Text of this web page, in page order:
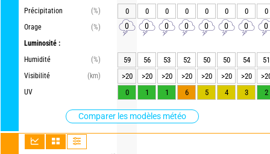
Précipitation
(%)
Orage
(%)
Luminosité :
Humidité
(%)
Visibilité
(km)
UV
Comparer les modèles météo
0 0 0 0 0 0 0 0
0 0 0 0 0 0 0 0
59 56 53 52 50 50 54
51
>20
>20 >20 >20 >20 >20 >20
0
1 1 6 5 4 3 2